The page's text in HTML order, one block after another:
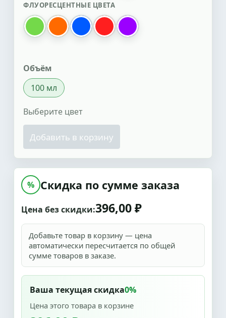
ФЛУОРЕСЦЕНТНЫЕ ЦВЕТА
зеленый флуоресцентный
оранжевый флуоресцентный
синий флуоресцентный
красный флуоресцентный
фиолетовый
Объём
100 мл
Выберите цвет
Добавить в корзину
% Скидка по сумме заказа
Цена без скидки:396,00 ₽
Добавьте товар в корзину — цена
автоматически пересчитается по общей
сумме товаров в заказе.
Ваша текущая скидка0%
Цена этого товара в корзине